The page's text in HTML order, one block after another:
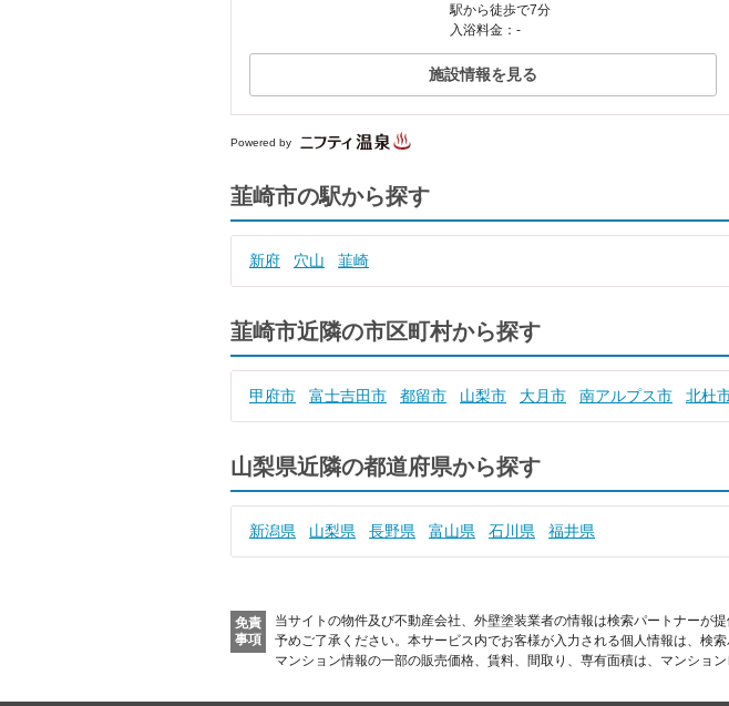
駅から徒歩で7分
入浴料金：-
施設情報を見る
Powered by
韮崎市の駅から探す
新府 穴山 韮崎
韮崎市近隣の市区町村から探す
甲府市 富士吉田市 都留市 山梨市 大月市 南アルプス市 北杜
山梨県近隣の都道府県から探す
新潟県 山梨県 長野県 富山県 石川県 福井県
免責
事項
当サイトの物件及び不動産会社、外壁塗装業者の情報は検索パートナーが
予めご了承ください。 本サービス内でお客様が入力される個人情報は、検
マンション情報の一部の販売価格、賃料、間取り、専有面積は、マンショ